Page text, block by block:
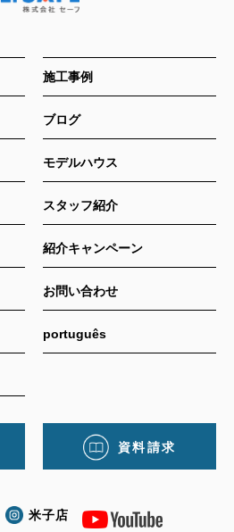
施工事例
ブログ
モデルハウス
スタッフ紹介
紹介キャンペーン
お問い合わせ
português
資料請求
米子店